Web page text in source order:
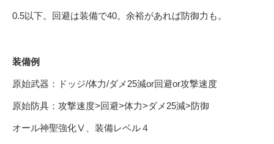
0.5以下。回避は装備で40。余裕があれば防御力も。
装備例
原始武器：ドッジ/体力/ダメ25減or回避or攻撃速度
原始防具：攻撃速度>回避>体力>ダメ25減>防御
オール神聖強化Ⅴ、装備レベル４